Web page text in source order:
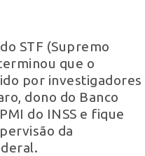
STF (Supremo
que o
por investigadores
dono do Banco
do INSS e fique
da